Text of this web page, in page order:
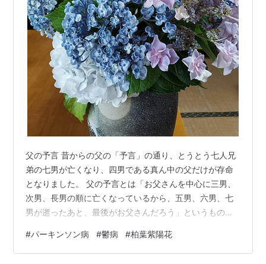
父の予言 昔からの父の「予言」の通り、とうとう七人兄
弟の七男が亡くなり、四男である真ん中の父だけが存命
となりました。 父の予言とは「お父さんを中心に三男、
次男、長男の順に亡くなっているから、五男、六男、七
男が逝ったあと、最後がお父さんだろう」というもの。
亡くなった時、父にとっては「確信」に変わったようで
す。 とはいえ、末の弟は父より七歳も年下ですから、い
#パーキンソン病 #鬱病 #柏葉紫陽花